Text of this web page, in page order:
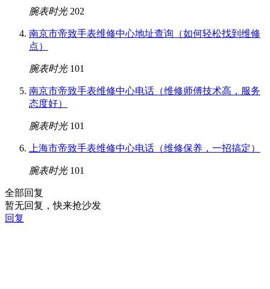
腕表时光 202
南京市帝致手表维修中心地址查询（如何轻松找到维修
点）
腕表时光 101
南京市帝致手表维修中心电话（维修师傅技术高，服务
态度好）
腕表时光 101
上海市帝致手表维修中心电话（维修保养，一招搞定）
腕表时光 101
全部回复
暂无回复，快来抢沙发
回复